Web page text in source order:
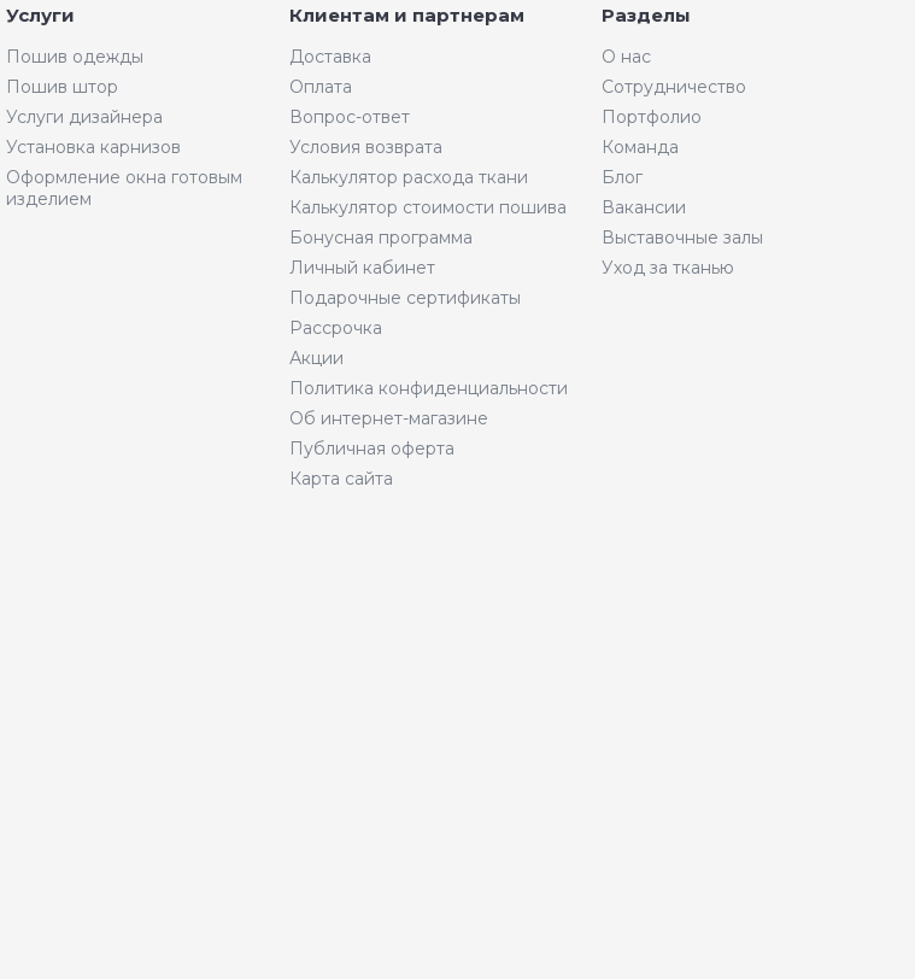
Услуги
Пошив одежды
Пошив штор
Услуги дизайнера
Установка карнизов
Оформление окна готовым
изделием
Клиентам и партнерам
Доставка
Оплата
Вопрос-ответ
Условия возврата
Калькулятор расхода ткани
Калькулятор стоимости пошива
Бонусная программа
Личный кабинет
Подарочные сертификаты
Рассрочка
Акции
Политика конфиденциальности
Об интернет-магазине
Публичная оферта
Карта сайта
Разделы
О нас
Сотрудничество
Портфолио
Команда
Блог
Вакансии
Выставочные залы
Уход за тканью